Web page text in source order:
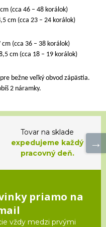
(cca 46 – 48 korálok)
cm (cca 23 – 24 korálok)
(cca 36 – 38 korálok)
cm (cca 18 – 19 korálok)
bežne veľký obvod zápästia.
2 náramky.
Tovar na sklade
expedujeme každý
pracovný deň.
priamo na
vždy medzi prvými